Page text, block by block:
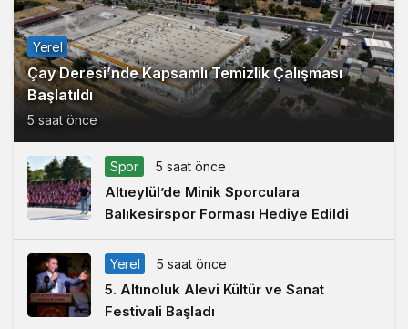
Yerel
Çay Deresi’nde Kapsamlı Temizlik Çalışması
Başlatıldı
5 saat önce
Spor 5 saat önce
Altıeylül’de Minik Sporculara
Balıkesirspor Forması Hediye Edildi
Yerel 5 saat önce
5. Altınoluk Alevi Kültür ve Sanat
Festivali Başladı